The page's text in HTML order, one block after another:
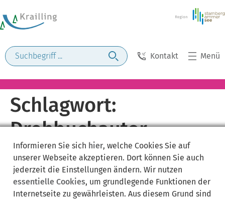
Kontakt Menü
Schlagwort:
Drehbuchautor
Informieren Sie sich hier, welche Cookies Sie auf
unserer Webseite akzeptieren. Dort können Sie auch
jederzeit die Einstellungen ändern. Wir nutzen
essentielle Cookies, um grundlegende Funktionen der
Internetseite zu gewährleisten. Aus diesem Grund sind